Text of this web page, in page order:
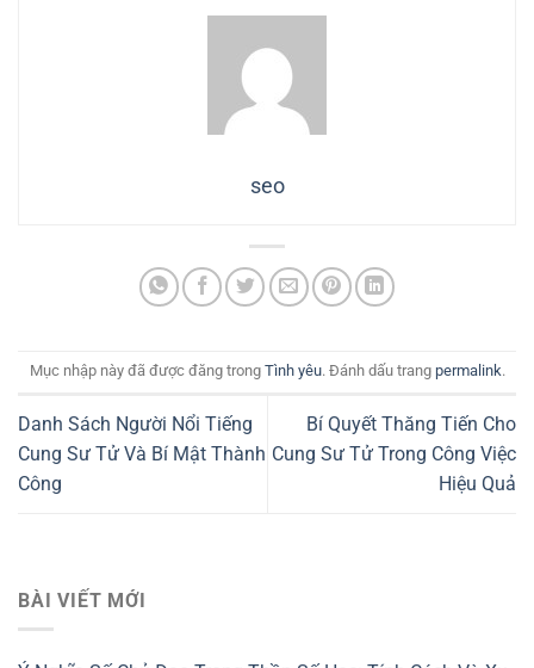
seo
Mục nhập này đã được đăng trong Tình yêu. Đánh dấu trang permalink.
Danh Sách Người Nổi Tiếng
Cung Sư Tử Và Bí Mật Thành
Công
Bí Quyết Thăng Tiến Cho
Cung Sư Tử Trong Công Việc
Hiệu Quả
BÀI VIẾT MỚI